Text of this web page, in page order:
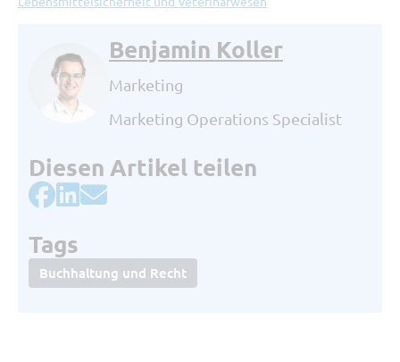
Benjamin Koller
Marketing
Marketing Operations Specialist
Diesen Artikel teilen
Tags
Buchhaltung und Recht